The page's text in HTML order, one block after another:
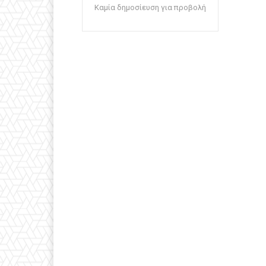
Καμία δημοσίευση για προβολή